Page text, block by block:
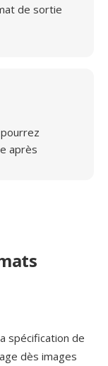
de sortie
après
spécification de
dès images